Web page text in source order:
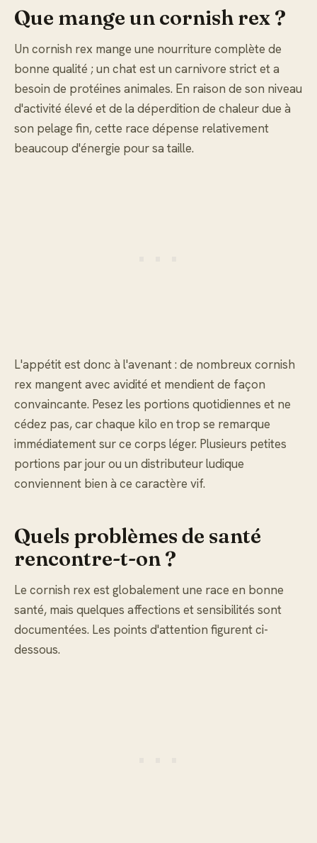
Que mange un cornish rex ?
Un cornish rex mange une nourriture complète de
bonne qualité ; un chat est un carnivore strict et a
besoin de protéines animales. En raison de son niveau
d'activité élevé et de la déperdition de chaleur due à
son pelage fin, cette race dépense relativement
beaucoup d'énergie pour sa taille.
L'appétit est donc à l'avenant : de nombreux cornish
rex mangent avec avidité et mendient de façon
convaincante. Pesez les portions quotidiennes et ne
cédez pas, car chaque kilo en trop se remarque
immédiatement sur ce corps léger. Plusieurs petites
portions par jour ou un distributeur ludique
conviennent bien à ce caractère vif.
Quels problèmes de santé
rencontre-t-on ?
Le cornish rex est globalement une race en bonne
santé, mais quelques affections et sensibilités sont
documentées. Les points d'attention figurent ci-
dessous.